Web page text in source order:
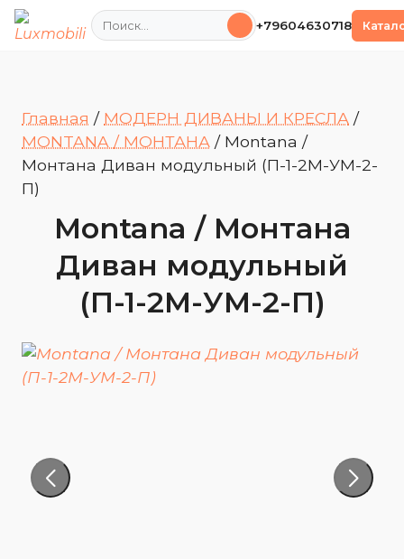
Поиск +79604630718
Главная / МОДЕРН ДИВАНЫ И КРЕСЛА /
MONTANA / МОНТАНА / Montana /
Монтана Диван модульный (П-1-2М-УМ-2-
П)
Montana / Монтана
Диван модульный
(П-1-2М-УМ-2-П)